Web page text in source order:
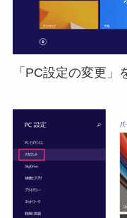
「PC設定の変更」